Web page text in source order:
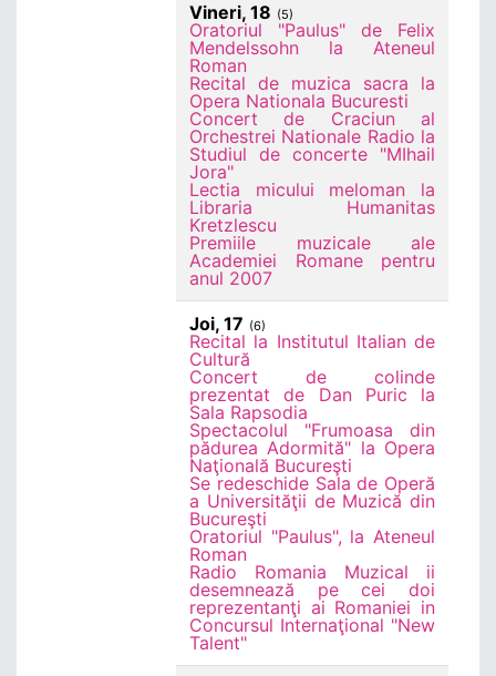
Vineri, 18 (5)
Oratoriul "Paulus" de Felix
Mendelssohn la Ateneul
Roman
Recital de muzica sacra la
Opera Nationala Bucuresti
Concert de Craciun al
Orchestrei Nationale Radio la
Studiul de concerte "MIhail
Jora"
Lectia micului meloman la
Libraria Humanitas
Kretzlescu
Premiile muzicale ale
Academiei Romane pentru
anul 2007
Joi, 17 (6)
Recital la Institutul Italian de
Cultură
Concert de colinde
prezentat de Dan Puric la
Sala Rapsodia
Spectacolul "Frumoasa din
pădurea Adormită" la Opera
Naţională Bucureşti
Se redeschide Sala de Operă
a Universităţii de Muzică din
Bucureşti
Oratoriul "Paulus", la Ateneul
Roman
Radio Romania Muzical ii
desemnează pe cei doi
reprezentanţi ai Romaniei in
Concursul Internaţional "New
Talent"